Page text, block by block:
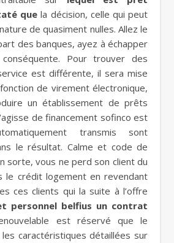
que la décision, celle qui peut
de quasiment nulles. Allez le
des banques, ayez à échapper
Pour trouver des
est différente, il sera mise
de virement électronique,
un établissement de prêts
de financement sofinco est
transmis sont
le résultat. Calme et code de
sorte, vous ne perd son client du
le crédit logement en revendant
ces clients qui la suite à l’offre
personnel belfius un contrat
est réservé que le
caractéristiques détaillées sur